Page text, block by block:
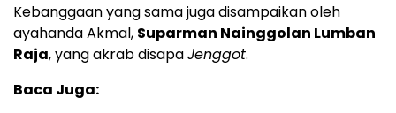
Kebanggaan yang sama juga disampaikan oleh
ayahanda Akmal, Suparman Nainggolan Lumban
Raja, yang akrab disapaJenggot.
Baca Juga: